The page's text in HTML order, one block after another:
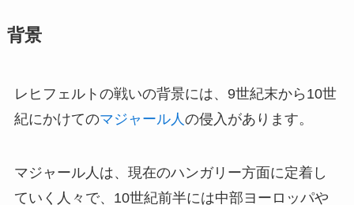
背景
レヒフェルトの戦いの背景には、9世紀末から10世
紀にかけてのマジャール人の侵入があります。
マジャール人は、現在のハンガリー方面に定着し
ていく人々で、10世紀前半には中部ヨーロッパや